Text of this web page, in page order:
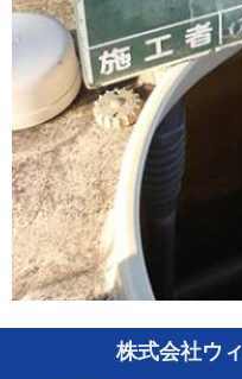
株式会社ウ